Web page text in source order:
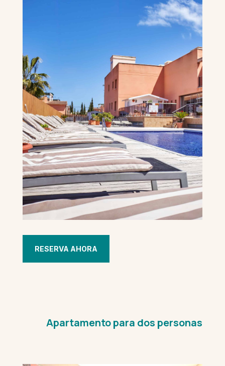
RESERVA AHORA
Apartamento para dos personas